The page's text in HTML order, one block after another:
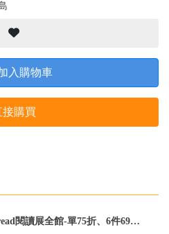
入購物車
接購買
讀展全館-單75折、6件69折～全館任選